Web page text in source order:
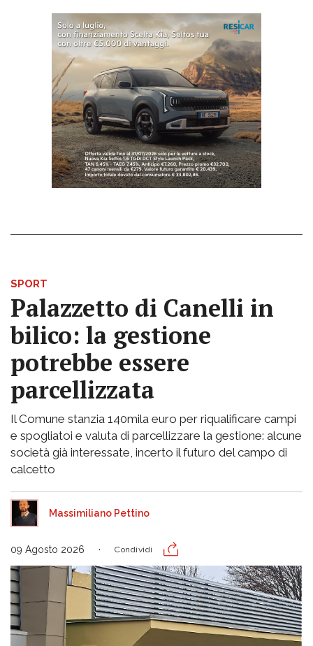
SPORT
Palazzetto di Canelli in
bilico: la gestione
potrebbe essere
parcellizzata
Il Comune stanzia 140mila euro per riqualificare campi
e spogliatoi e valuta di parcellizzare la gestione: alcune
società già interessate, incerto il futuro del campo di
calcetto
Massimiliano Pettino
09 Agosto 2026 Condividi